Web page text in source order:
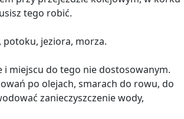
tego robić.
potoku, jeziora, morza.
i miejscu do tego nie dostosowanym.
po olejach, smarach do rowu, do
zanieczyszczenie wody,